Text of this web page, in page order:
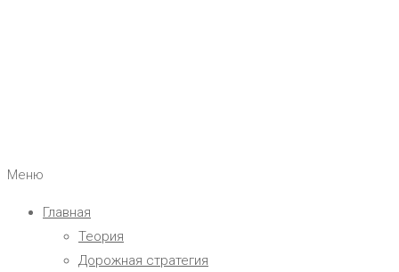
Меню
Главная
Теория
Дорожная стратегия